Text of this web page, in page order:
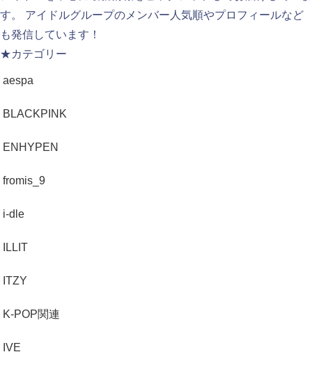
す。 アイドルグループのメンバー人気順やプロフィールなど
も発信しています！
★カテゴリー
aespa
BLACKPINK
ENHYPEN
fromis_9
i-dle
ILLIT
ITZY
K-POP関連
IVE